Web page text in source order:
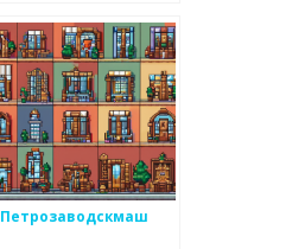
Петрозаводскмаш